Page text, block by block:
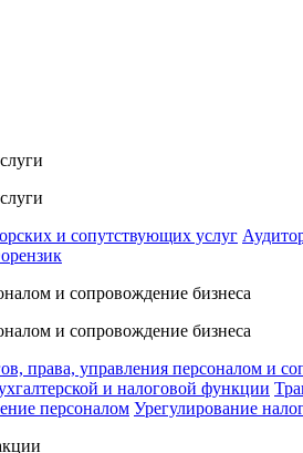
и сопутствующих услуг
и сопровождение бизнеса
и сопровождение бизнеса
права, управления персоналом и
и налоговой функции
персоналом Урегулирование